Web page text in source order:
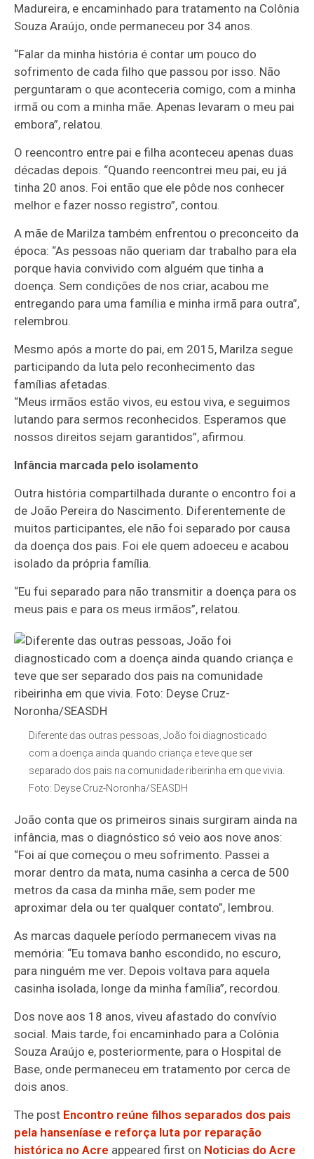
Madureira, e encaminhado para tratamento na Colônia
Souza Araújo, onde permaneceu por 34 anos.
“Falar da minha história é contar um pouco do
sofrimento de cada filho que passou por isso. Não
perguntaram o que aconteceria comigo, com a minha
irmã ou com a minha mãe. Apenas levaram o meu pai
embora”, relatou.
O reencontro entre pai e filha aconteceu apenas duas
décadas depois. “Quando reencontrei meu pai, eu já
tinha 20 anos. Foi então que ele pôde nos conhecer
melhor e fazer nosso registro”, contou.
A mãe de Marilza também enfrentou o preconceito da
época: “As pessoas não queriam dar trabalho para ela
porque havia convivido com alguém que tinha a
doença. Sem condições de nos criar, acabou me
entregando para uma família e minha irmã para outra”,
relembrou.
Mesmo após a morte do pai, em 2015, Marilza segue
participando da luta pelo reconhecimento das
famílias afetadas.
“Meus irmãos estão vivos, eu estou viva, e seguimos
lutando para sermos reconhecidos. Esperamos que
nossos direitos sejam garantidos”, afirmou.
Infância marcada pelo isolamento
Outra história compartilhada durante o encontro foi a
de João Pereira do Nascimento. Diferentemente de
muitos participantes, ele não foi separado por causa
da doença dos pais. Foi ele quem adoeceu e acabou
isolado da própria família.
“Eu fui separado para não transmitir a doença para os
meus pais e para os meus irmãos”, relatou.
Diferente das outras pessoas, João foi diagnosticado
com a doença ainda quando criança e teve que ser
separado dos pais na comunidade ribeirinha em que vivia.
Foto: Deyse Cruz-Noronha/SEASDH
João conta que os primeiros sinais surgiram ainda na
infância, mas o diagnóstico só veio aos nove anos:
“Foi aí que começou o meu sofrimento. Passei a
morar dentro da mata, numa casinha a cerca de 500
metros da casa da minha mãe, sem poder me
aproximar dela ou ter qualquer contato”, lembrou.
As marcas daquele período permanecem vivas na
memória: “Eu tomava banho escondido, no escuro,
para ninguém me ver. Depois voltava para aquela
casinha isolada, longe da minha família”, recordou.
Dos nove aos 18 anos, viveu afastado do convívio
social. Mais tarde, foi encaminhado para a Colônia
Souza Araújo e, posteriormente, para o Hospital de
Base, onde permaneceu em tratamento por cerca de
dois anos.
The post Encontro reúne filhos separados dos pais
pela hanseníase e reforça luta por reparação
histórica no Acre appeared first on Noticias do Acre